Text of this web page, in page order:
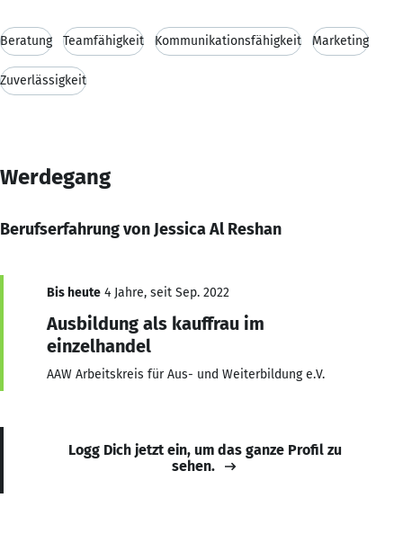
Beratung Teamfähigkeit Kommunikationsfähigkeit Marketing
Zuverlässigkeit
Werdegang
Berufserfahrung von Jessica Al Reshan
Bis heute 4 Jahre, seit Sep. 2022
Ausbildung als kauffrau im
einzelhandel
AAW Arbeitskreis für Aus- und Weiterbildung e.V.
Logg Dich jetzt ein, um das ganze Profil zu
sehen.